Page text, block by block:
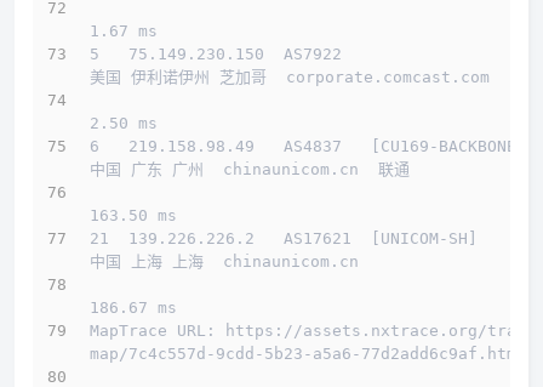
1.67 ms
5   75.149.230.150  AS7922
美国 伊利诺伊州 芝加哥  corporate.comcast.com
2.50 ms
6   219.158.98.49   AS4837   [CU169-BACKBONE]
中国 广东 广州  chinaunicom.cn  联通
163.50 ms
21  139.226.226.2   AS17621  [UNICOM-SH]
中国 上海 上海  chinaunicom.cn
186.67 ms
MapTrace URL: https://assets.nxtrace.org/trace
map/7c4c557d-9cdd-5b23-a5a6-77d2add6c9af.html